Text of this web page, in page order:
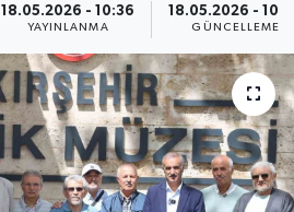
18.05.2026 - 10:36
YAYINLANMA
18.05.2026 -
GÜNCELLEME